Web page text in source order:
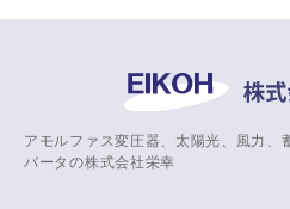
アモルファス変圧器、太陽光、風力、
バータの株式会社栄幸